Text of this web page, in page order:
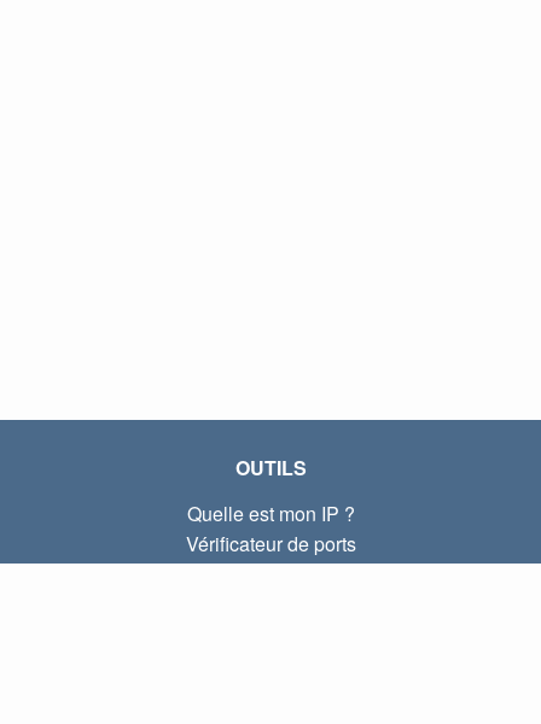
OUTILS
Quelle est mon IP ?
Vérificateur de ports